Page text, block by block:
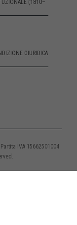
(1810–
GIURIDICA
Partita IVA 15662501004